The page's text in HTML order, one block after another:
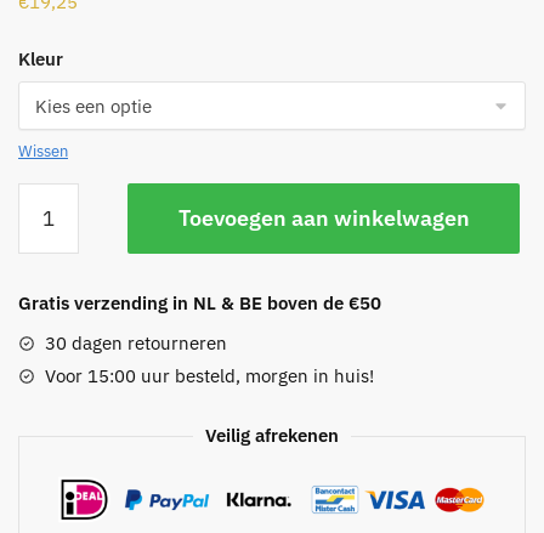
Kleur
Wissen
met
hangende
aantal
Toevoegen aan winkelwagen
Gratis verzending in NL & BE boven de €50
30 dagen retourneren
Voor 15:00 uur besteld, morgen in huis!
Veilig afrekenen